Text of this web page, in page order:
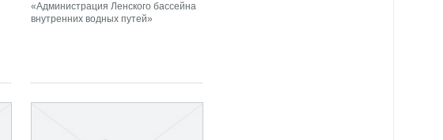
«Администрация Ленского бассейна
внутренних водных путей»